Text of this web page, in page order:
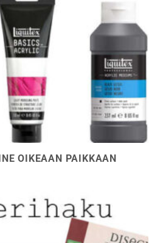
OIKEAAN PAIKKAAN